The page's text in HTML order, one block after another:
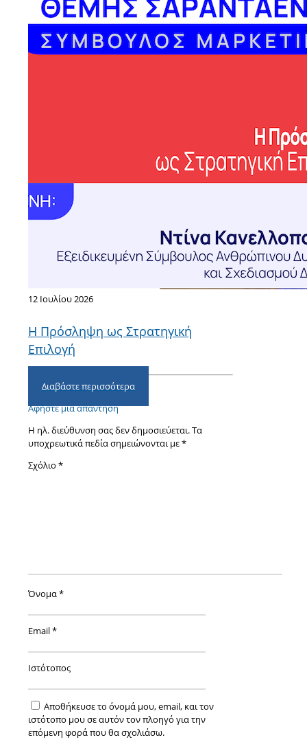
12 Ιουλίου 2026
Η Πρόσληψη ως Στρατηγική
Επιλογή
Διαβάστε περισσότερα
Αφήστε μια απάντηση
Η ηλ. διεύθυνση σας δεν δημοσιεύεται.Τα
υποχρεωτικά πεδία σημειώνονται με*
Σχόλιο *
Όνομα*
Email*
Ιστότοπος
Αποθήκευσε το όνομά μου, email, και τον
ιστότοπο μου σε αυτόν τον πλοηγό για την
επόμενη φορά που θα σχολιάσω.